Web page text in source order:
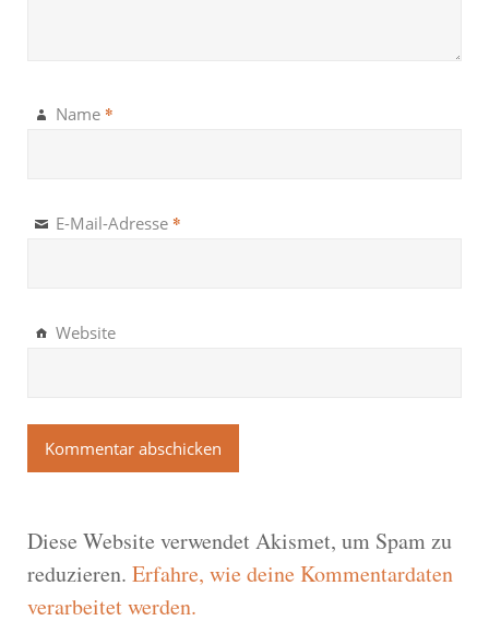
Name *
E-Mail-Adresse *
Website
Diese Website verwendet Akismet, um Spam zu
reduzieren. Erfahre, wie deine Kommentardaten
verarbeitet werden.